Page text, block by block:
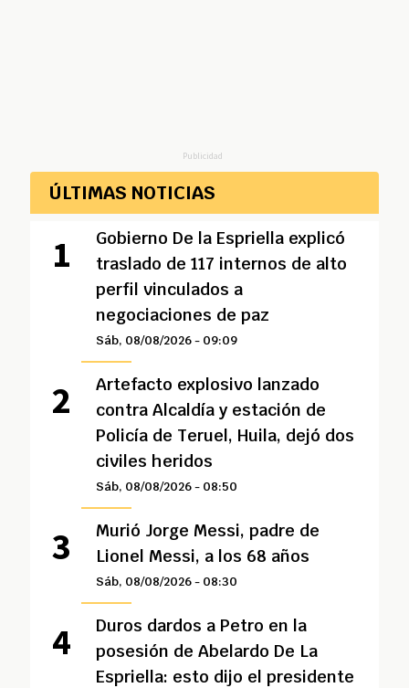
Publicidad
ÚLTIMAS NOTICIAS
Gobierno De la Espriella explicó
traslado de 117 internos de alto
perfil vinculados a
negociaciones de paz
Sáb, 08/08/2026 - 09:09
Artefacto explosivo lanzado
contra Alcaldía y estación de
Policía de Teruel, Huila, dejó dos
civiles heridos
Sáb, 08/08/2026 - 08:50
Murió Jorge Messi, padre de
Lionel Messi, a los 68 años
Sáb, 08/08/2026 - 08:30
Duros dardos a Petro en la
posesión de Abelardo De La
Espriella: esto dijo el presidente